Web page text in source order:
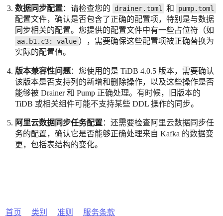
数据同步配置：请检查您的 drainer.toml 和 pump.toml
配置文件，确认是否包含了正确的配置项，特别是与数据
同步相关的配置。您提供的配置文件中有一些占位符（如
aa.b1.c3: value ），需要确保这些配置项被正确替换为
实际的配置值。
版本兼容性问题：您使用的是 TiDB 4.0.5 版本，需要确认
该版本是否支持列的新增和删除操作，以及这些操作是否
能够被 Drainer 和 Pump 正确处理。有时候，旧版本的
TiDB 或相关组件可能不支持某些 DDL 操作的同步。
阿里云数据同步任务配置：还需要检查阿里云数据同步任
务的配置，确认它是否能够正确处理来自 Kafka 的数据变
更，包括表结构的变化。
首页 类别 准则 服务条款